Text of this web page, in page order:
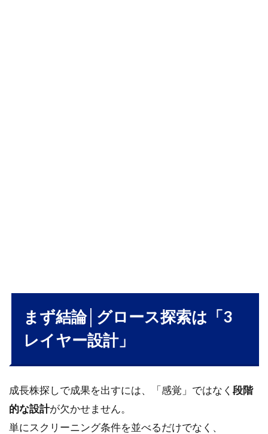
2.1
1) 最
低ラ
イン
共通
の入
口基
準）
まず結論│グロース探索は「3
レイヤー設計」
成長株探しで成果を出すには、「感覚」ではなく 段階
的な設計が欠かせません。
単にスクリーニング条件を並べるだけでなく、